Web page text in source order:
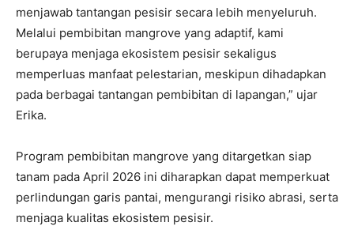
menjawab tantangan pesisir secara lebih menyeluruh.
Melalui pembibitan mangrove yang adaptif, kami
berupaya menjaga ekosistem pesisir sekaligus
memperluas manfaat pelestarian, meskipun dihadapkan
pada berbagai tantangan pembibitan di lapangan,” ujar
Erika.
Program pembibitan mangrove yang ditargetkan siap
tanam pada April 2026 ini diharapkan dapat memperkuat
perlindungan garis pantai, mengurangi risiko abrasi, serta
menjaga kualitas ekosistem pesisir.